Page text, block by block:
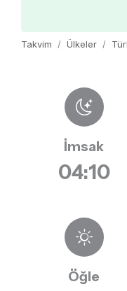
Takvim Ülkeler
İmsak
04:10
Öğle